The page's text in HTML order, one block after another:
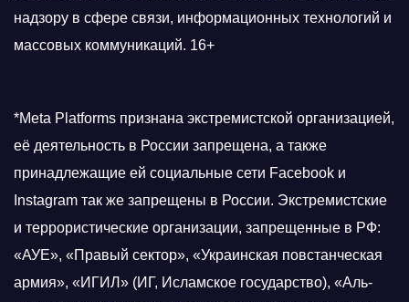
надзору в сфере связи, информационных технологий и
массовых коммуникаций. 16+
*Meta Platforms признана экстремистской организацией,
её деятельность в России запрещена, а также
принадлежащие ей социальные сети Facebook и
Instagram так же запрещены в России. Экстремистские
и террористические организации, запрещенные в РФ:
«АУЕ», «Правый сектор», «Украинская повстанческая
армия», «ИГИЛ» (ИГ, Исламское государство), «Аль-